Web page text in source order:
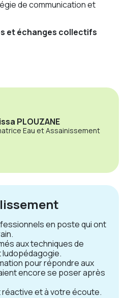
de communication et
et échanges collectifs
PLOUZANE
Eau et Assainissement
en poste qui ont
aux techniques de
pour répondre aux
encore se poser après
et à votre écoute.